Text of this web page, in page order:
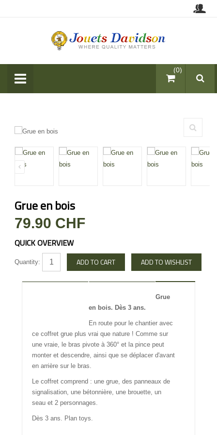
items (0)
Grue en bois
79.90 CHF
QUICK OVERVIEW
Quantity:
Grue
en bois. Dès 3 ans.
En route pour le chantier avec
ce coffret grue plus vrai que nature ! Comme sur
une vraie, le bras pivote à 360° et la pince peut
monter et descendre, ainsi que se déplacer d'avant
en arrière sur le bras.
Le coffret comprend : une grue, des panneaux de
signalisation, une bétonnière, une brouette, un
seau et 2 personnages.
Dès 3 ans. Plan toys.